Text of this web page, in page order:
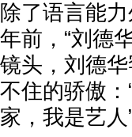
除了语言能
年前，“刘德
镜头，刘德
不住的骄傲：
家，我是艺